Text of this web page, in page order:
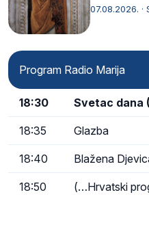
afričkim…
07.08.2026. ·
Program Radio Marija
18:30 Svetac dana
18:35 Glazba
18:40 Blažena
18:50 (…Hrvatski